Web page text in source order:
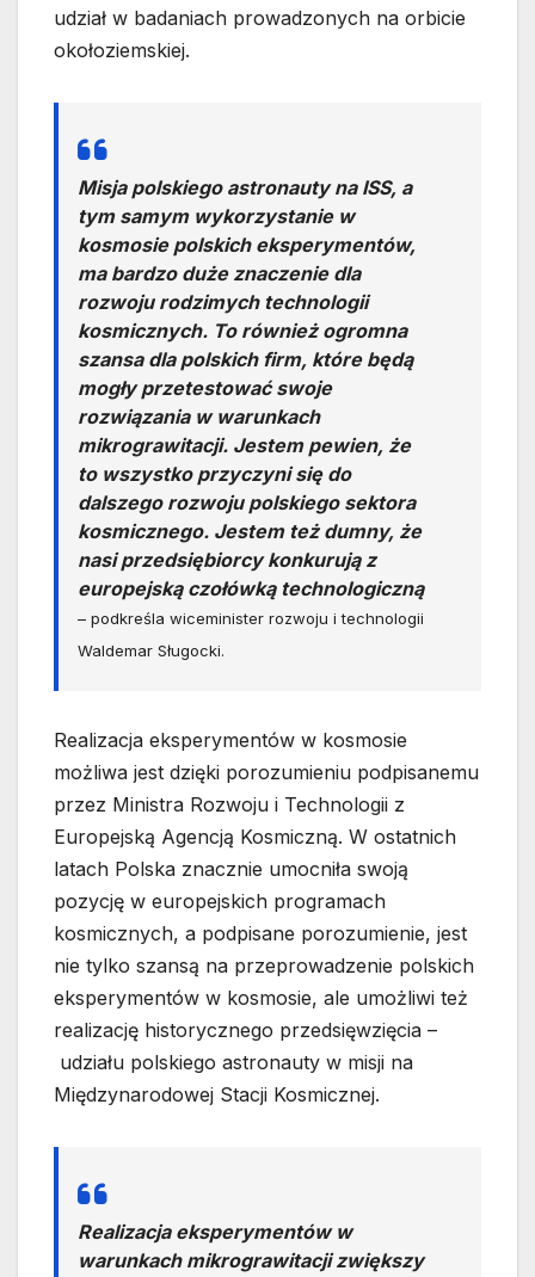
udział w badaniach prowadzonych na orbicie
okołoziemskiej.
Misja polskiego astronauty na ISS, a
tym samym wykorzystanie w
kosmosie polskich eksperymentów,
ma bardzo duże znaczenie dla
rozwoju rodzimych technologii
kosmicznych. To również ogromna
szansa dla polskich firm, które będą
mogły przetestować swoje
rozwiązania w warunkach
mikrograwitacji. Jestem pewien, że
to wszystko przyczyni się do
dalszego rozwoju polskiego sektora
kosmicznego. Jestem też dumny, że
nasi przedsiębiorcy konkurują z
europejską czołówką technologiczną
– podkreśla wiceminister rozwoju i technologii
Waldemar Sługocki.
Realizacja eksperymentów w kosmosie
możliwa jest dzięki porozumieniu podpisanemu
przez Ministra Rozwoju i Technologii z
Europejską Agencją Kosmiczną. W ostatnich
latach Polska znacznie umocniła swoją
pozycję w europejskich programach
kosmicznych, a podpisane porozumienie, jest
nie tylko szansą na przeprowadzenie polskich
eksperymentów w kosmosie, ale umożliwi też
realizację historycznego przedsięwzięcia –
udziału polskiego astronauty w misji na
Międzynarodowej Stacji Kosmicznej.
Realizacja eksperymentów w
warunkach mikrograwitacji zwiększy